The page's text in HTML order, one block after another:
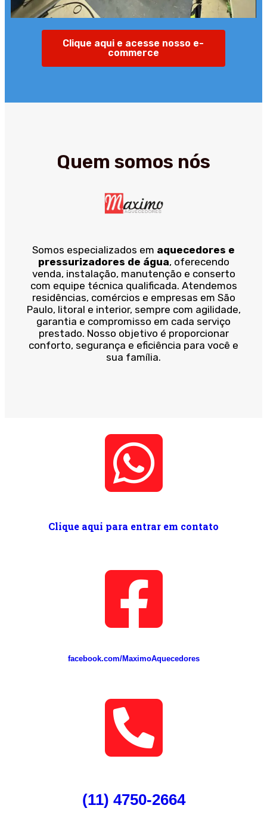
Clique aqui e acesse nosso e-
commerce
Quem somos nós
Somos especializados em aquecedores e
pressurizadores de água, oferecendo
venda, instalação, manutenção e conserto
com equipe técnica qualificada. Atendemos
residências, comércios e empresas em São
Paulo, litoral e interior, sempre com agilidade,
garantia e compromisso em cada serviço
prestado. Nosso objetivo é proporcionar
conforto, segurança e eficiência para você e
sua família.
Clique aqui para entrar em contato
facebook.com/MaximoAquecedores
(11) 4750-2664